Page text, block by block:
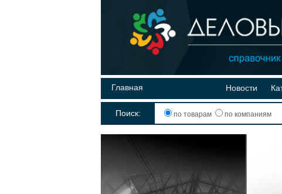
Главная Новости
Поиск: по товарам по компаниям